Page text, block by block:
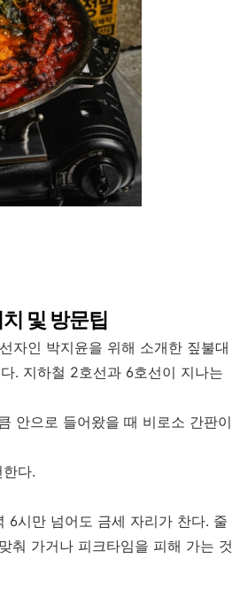
및 방문팁
자인 박지윤을 위해 소개한 짚불대
. 지하철 2호선과 6호선이 지나는
안으로 들어왔을 때 비로소 간판이
다.
6시만 넘어도 금세 자리가 찬다. 줄
춰 가거나 피크타임을 피해 가는 것